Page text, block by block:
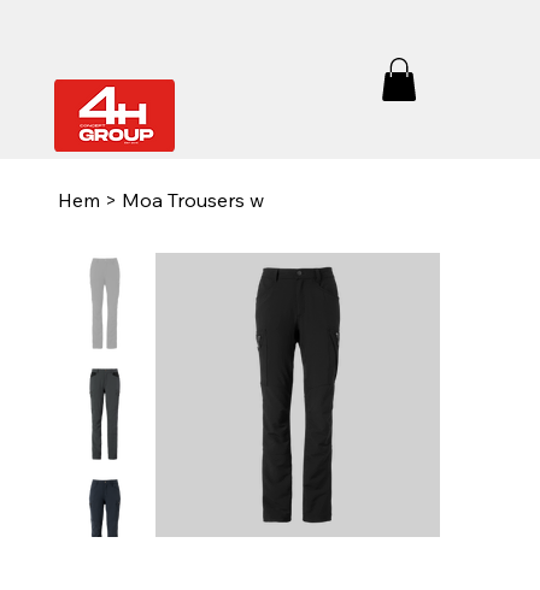
Hem > Moa Trousers w